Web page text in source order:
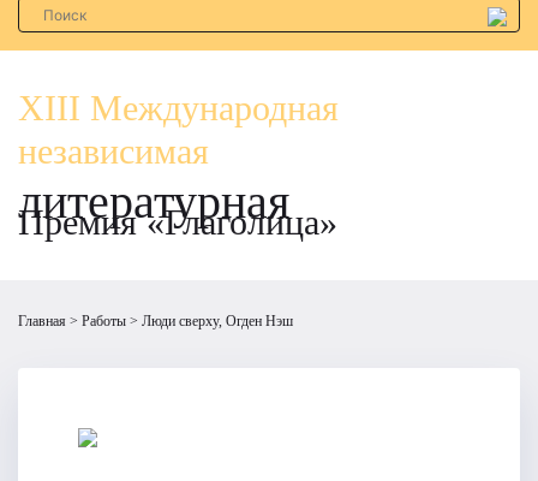
XIII Международная
независимая
литературная
Премия «Глаголица»
Главная Работы Люди сверху, Огден Нэш